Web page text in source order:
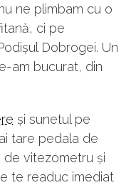
ne plimbam cu o
ci pe
Dobrogei. Un
am bucurat, din
și sunetul pe
tare pedala de
vitezometru și
te readuc imediat